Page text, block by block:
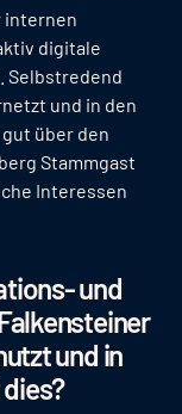
internen
digitale
Selbstredend
und in den
über den
Stammgast
Interessen
und
und in